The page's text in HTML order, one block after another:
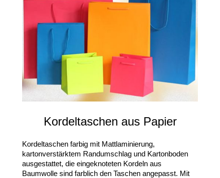
Kordeltaschen aus Papier
Kordeltaschen farbig mit Mattlaminierung,
kartonverstärktem Randumschlag und Kartonboden
ausgestattet, die eingeknoteten Kordeln aus
Baumwolle sind farblich den Taschen angepasst. Mit